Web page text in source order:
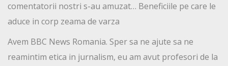
comentatorii nostri s-au amuzat… Beneficiile pe care le
aduce in corp zeama de varza
Avem BBC News Romania. Sper sa ne ajute sa ne
reamintim etica in jurnalism, eu am avut profesori de la